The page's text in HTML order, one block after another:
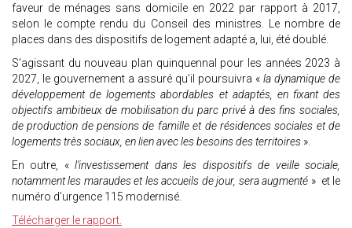
faveur de ménages sans domicile en 2022 par rapport à 2017,
selon le compte rendu du Conseil des ministres. Le nombre de
places dans des dispositifs de logement adapté a, lui, été doublé.
S’agissant du nouveau plan quinquennal pour les années 2023 à
2027, le gouvernement a assuré qu’il poursuivra « la dynamique de
développement de logements abordables et adaptés, en fixant des
objectifs ambitieux de mobilisation du parc privé à des fins sociales,
de production de pensions de famille et de résidences sociales et de
logements très sociaux, en lien avec les besoins des territoires ».
En outre, «l’investissement dans les dispositifs de veille sociale,
notamment les maraudes et les accueils de jour, sera augmenté » et le
numéro d’urgence 115 modernisé.
Télécharger le rapport.